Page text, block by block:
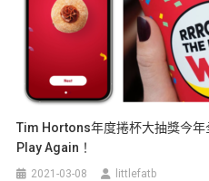
Tim Hortons年度捲杯大抽獎今
Play Again！
2021-03-08 littlefatb